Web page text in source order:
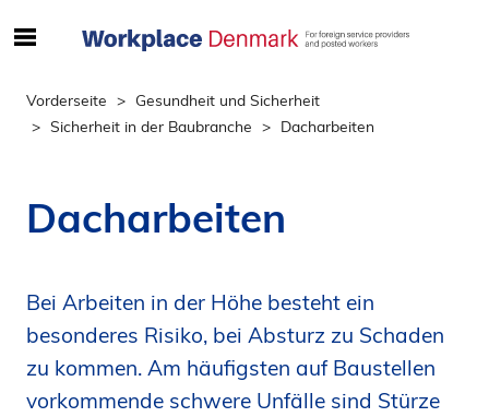
g
e
r
d
h
l
d
Vorderseite
Gesundheit und Sicherheit
Sicherheit in der Baubranche
Dacharbeiten
Dacharbeiten
Bei Arbeiten in der Höhe besteht ein
besonderes Risiko, bei Absturz zu Schaden
zu kommen. Am häufigsten auf Baustellen
vorkommende schwere Unfälle sind Stürze